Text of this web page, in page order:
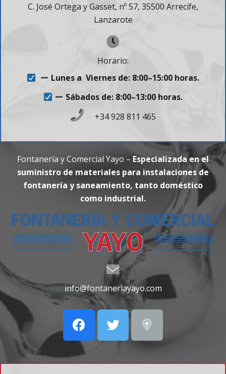
C. José Ortega y Gasset, nº 57, 35500 Arrecife,
Lanzarote
Horario:
Lunes a Viernes de: 8:00–15:00 horas.
Sábados de: 8:00–13:00 horas.
+34 928 811 465
Fontanería y Comercial Yayo – Especializada en el
suministro de materiales para instalaciones de
fontanería y saneamiento, tanto doméstico
como industrial.
info@fontaneriayayo.com